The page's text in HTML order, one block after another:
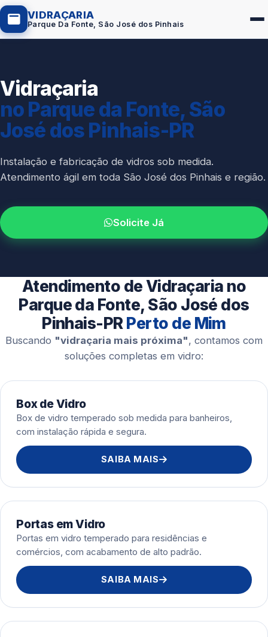
VIDRAÇARIA
Parque Da Fonte, São José dos Pinhais
Box de Vidro
Portas em Vidro
Guarda-Corpo
Espelho Sob Medida
Fachada de Vidro
Esquadrias de Alumínio
Vidraçaria
no Parque da Fonte, São
José dos Pinhais-PR
Instalação e fabricação de vidros sob medida.
Atendimento ágil em toda São José dos Pinhais e região.
Solicite Já
Atendimento de Vidraçaria no
Parque da Fonte, São José dos
Pinhais-PR Perto de Mim
Buscando "vidraçaria mais próxima", contamos com
soluções completas em vidro:
Box de Vidro
Box de vidro temperado sob medida para banheiros,
com instalação rápida e segura.
SAIBA MAIS
Portas em Vidro
Portas em vidro temperado para residências e
comércios, com acabamento de alto padrão.
SAIBA MAIS